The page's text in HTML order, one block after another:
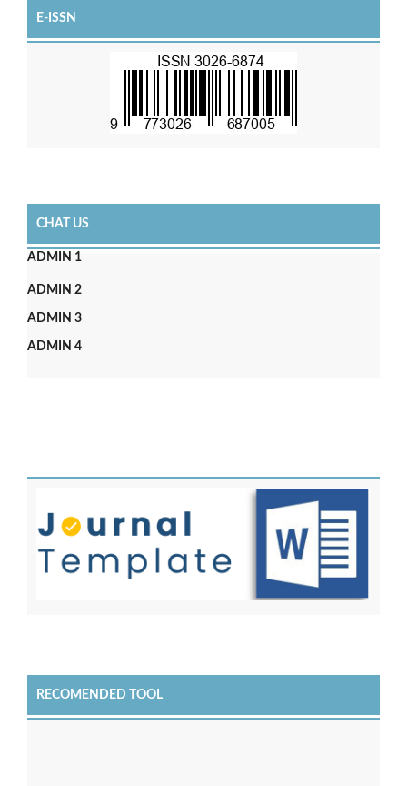
E-ISSN
CHAT US
ADMIN 1
ADMIN 2
ADMIN 3
ADMIN 4
RECOMENDED TOOL